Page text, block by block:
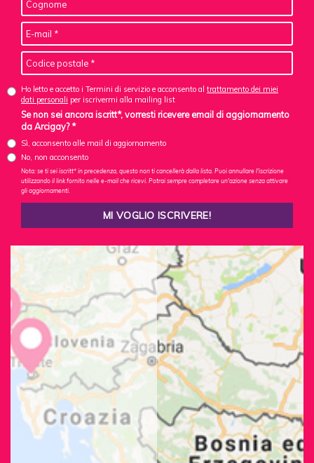
Ho letto e accetto i Termini di servizio e acconsento al trattamento dei miei
dati personali per iscrivermi alla mailing list
Se non sei ancora iscritt*, vorresti ricevere email di aggiornamento
da Arcigay? *
Sì, acconsento alle mail di aggiornamento
No, non acconsento
Nota: se ti sei iscritt* in precedenza, questo non ti cancellerà dalla lista. Puoi annullare l'iscrizione
utilizzando il link fornito nelle e-mail che ricevi. Potrai sempre completare un'azione senza attivare
gli aggiornamenti.